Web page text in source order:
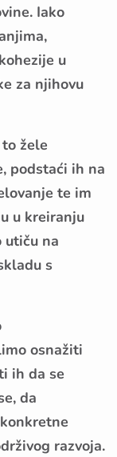
Iako
u
za njihovu
žele
podstaći ih na
te im
u kreiranju
utiču na
s
osnažiti
ih da se
da
razvoja.